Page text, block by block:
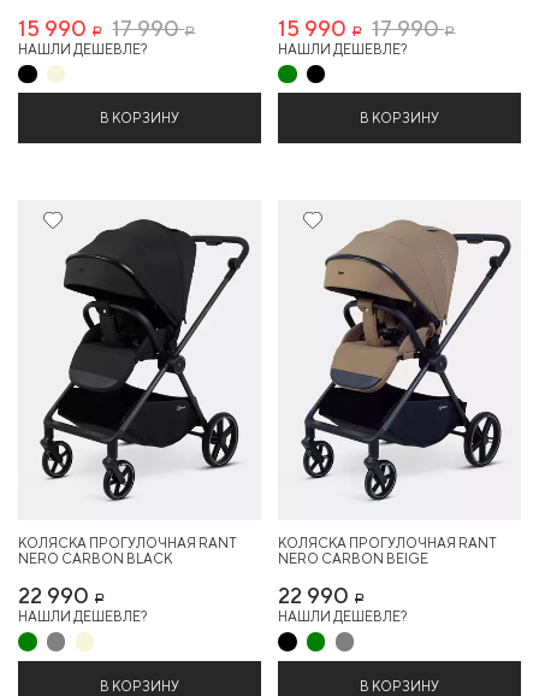
15 990 Р 17 990Р
НАШЛИ ДЕШЕВЛЕ?
В КОРЗИНУ
15 990 Р 17 990Р
НАШЛИ ДЕШЕВЛЕ?
В КОРЗИНУ
КОЛЯСКА ПРОГУЛОЧНАЯ RANT
NERO CARBON BLACK
22 990 Р
НАШЛИ ДЕШЕВЛЕ?
В КОРЗИНУ
КОЛЯСКА ПРОГУЛОЧНАЯ RANT
NERO CARBON BEIGE
22 990 Р
НАШЛИ ДЕШЕВЛЕ?
В КОРЗИНУ